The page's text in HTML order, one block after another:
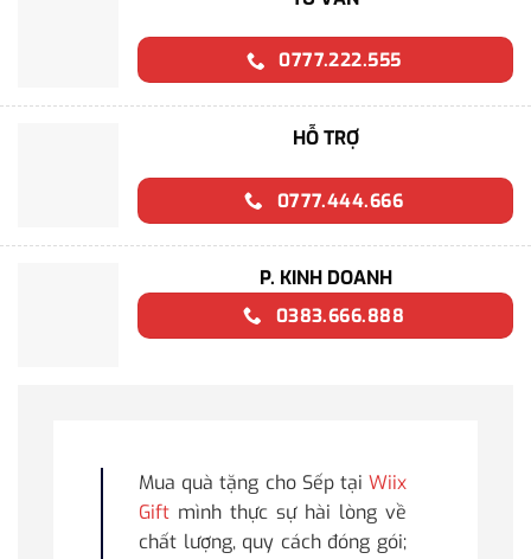
0777.222.555
HỖ TRỢ
0777.444.666
P. KINH DOANH
0383.666.888
Mua quà tặng cho Sếp tại Wiix
Gift mình thực sự hài lòng về
chất lượng, quy cách đóng gói;